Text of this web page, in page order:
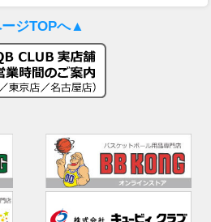
ジTOPへ▲